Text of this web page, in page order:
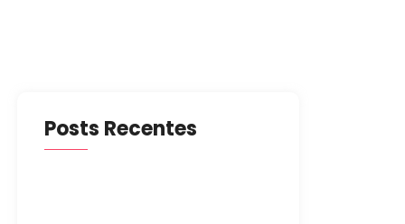
Posts Recentes